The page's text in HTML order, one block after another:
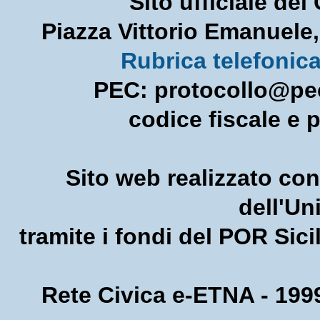
Piazza Vittorio
Rubrica
PEC:
codice fiscale e
Sito web realizzato
tramite i fondi del POR
Rete Civica e-ETNA -